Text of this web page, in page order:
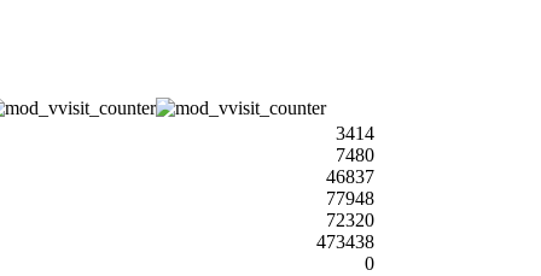
3414
7480
46837
77948
72320
473438
0